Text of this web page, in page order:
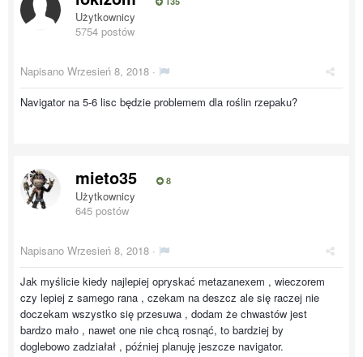
Użytkownicy
5754 postów
Napisano Wrzesień 8, 2018 ·
Navigator na 5-6 lisc będzie problemem dla roślin rzepaku?
mieto35 8
Użytkownicy
645 postów
Napisano Wrzesień 8, 2018 ·
Jak myślicie kiedy najlepiej opryskać metazanexem , wieczorem
czy lepiej z samego rana , czekam na deszcz ale się raczej nie
doczekam wszystko się przesuwa , dodam że chwastów jest
bardzo mało , nawet one nie chcą rosnąć, to bardziej by
doglebowo zadziałał , później planuję jeszcze navigator.